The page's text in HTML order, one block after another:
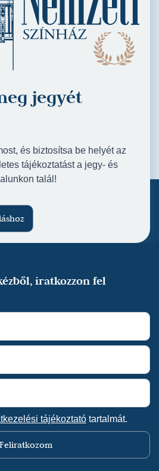
jegyét
és biztosítsa be helyét az
tájékoztatást a jegy- és
talál!
iratkozzon fel
tájékoztató tartalmát.
Feliratkozom